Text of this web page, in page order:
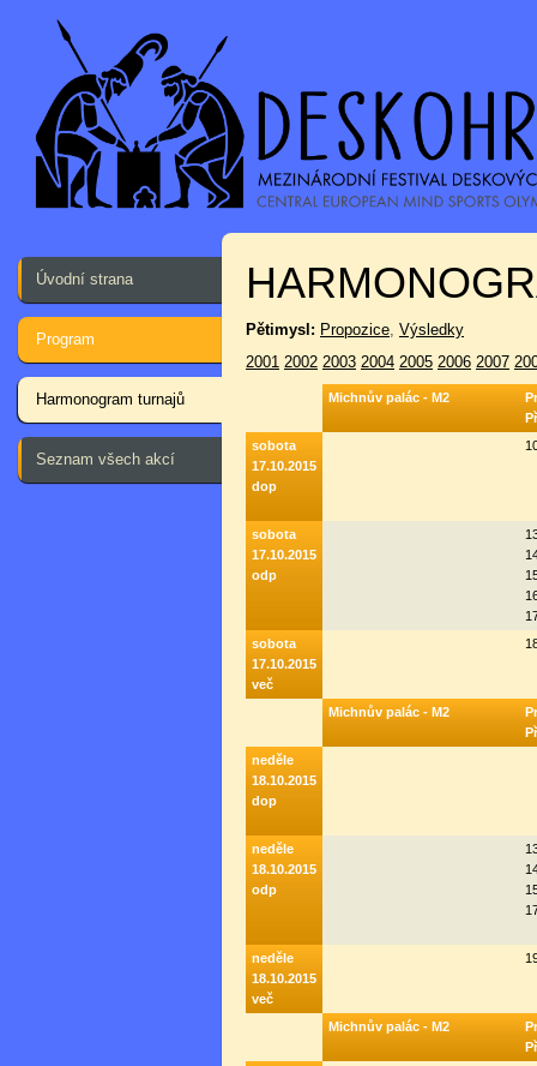
Úvodní strana
Program
Harmonogram turnajů
Seznam všech akcí
Pětimysl: Propozice, Výsledky
2001 2002 2003 2004 2005 2006 2007
Michnův palác - M2
sobota
17.10.2015
dop
sobota
17.10.2015
odp
sobota
17.10.2015
več
Michnův palác - M2
neděle
18.10.2015
dop
neděle
18.10.2015
odp
neděle
18.10.2015
več
Michnův palác - M2